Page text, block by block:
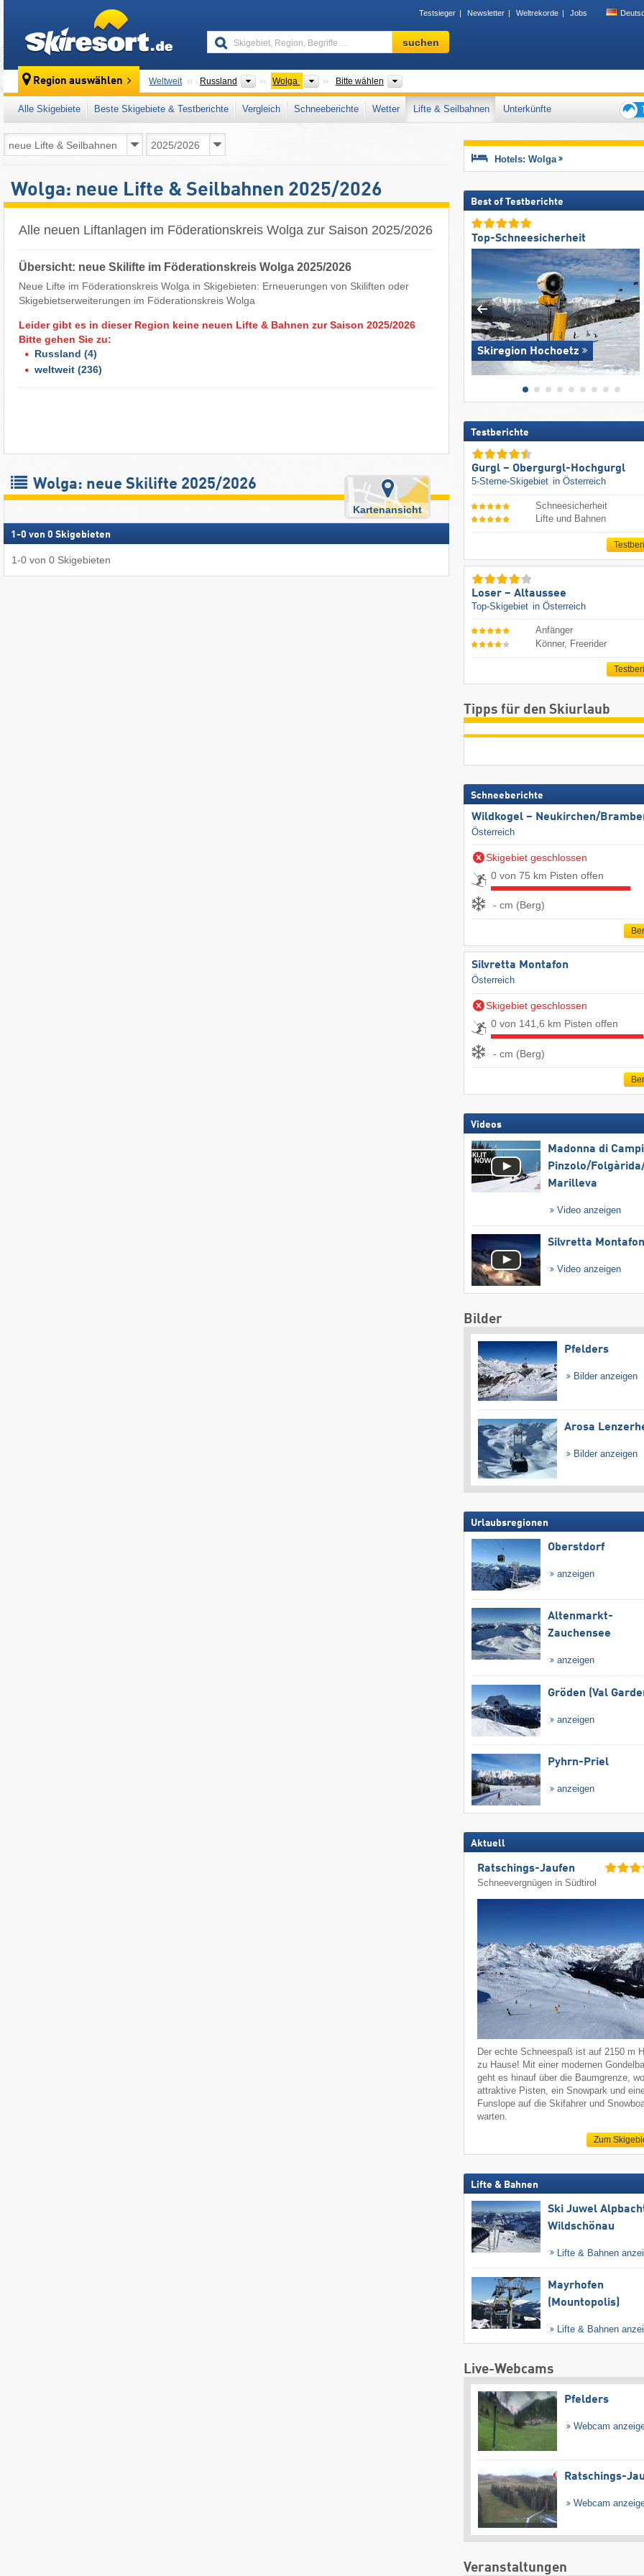
Testsieger Newsletter Weltrekorde Jobs
Skigebiet,
Region,
…
suchen
Region auswählen Weltweit Russland LänderWolga Föderationskreise
Bitte wählen
Alle Skigebiete Beste Skigebiete & Testberichte Vergleich Schneeberichte Wetter Lifte & Seilbahnen
Unterkünfte
für
Wolga: neue Lifte & Seilbahnen 2025/2026
Alle neuen Liftanlagen im Föderationskreis Wolga zur Saison 2025/2026
Übersicht: neue Skilifte im Föderationskreis Wolga 2025/2026
Neue Lifte im Föderationskreis Wolga in Skigebieten: Erneuerungen von Skiliften oder
Skigebietserweiterungen im Föderationskreis Wolga
Leider gibt es in dieser Region keine neuen Lifte & Bahnen zur Saison 2025/2026
Bitte gehen Sie zu:
Russland (4)
weltweit (236)
Wolga: neue Skilifte 2025/2026
Kartenansicht
1 -0 von 0 Skigebieten
1-0 von 0 Skigebieten
Hotels: Wolga
Best of Testberichte
Top-Schneesicherheit
Skiregion Hochoetz
Testberichte
Gurgl – Obergurgl-Hochgurgl
5-Sterne-Skigebiet in Österreich
Schneesicherheit
Lifte und Bahnen
Loser – Altaussee
Top-Skigebiet in Österreich
Anfänger
Könner, Freerider
Tipps für den Skiurlaub
Schneeberichte
Wildkogel – Neukirchen/​
Österreich
Skigebiet geschlossen
0 von 75 km Pisten offen
- cm (Berg)
Silvretta Montafon
Österreich
Skigebiet geschlossen
0 von 141,6 km Pisten offen
- cm (Berg)
Videos
Madonna di
Pinzolo/​
Marilleva
Video anzeigen
Silvretta Montafon
Video anzeigen
Bilder
Pfelders
Bilder anzeigen
Arosa
Bilder anzeigen
Urlaubsregionen
Oberstdorf
anzeigen
Altenmarkt-
Zauchensee
anzeigen
Gröden (Val
anzeigen
Pyhrn-Priel
anzeigen
Aktuell
Ratschings-Jaufen
Schneevergnügen in Südtirol
Der echte Schneespaß ist auf 2150 m
zu Hause! Mit einer modernen
geht es hinauf über die Baumgrenze,
attraktive Pisten, ein Snowpark und
Funslope auf die Skifahrer und
warten.
Zum
Lifte & Bahnen
Ski Juwel
Wildschönau
Lifte & Bahnen
Mayrhofen
(Mountopolis)
Lifte & Bahnen
Live-Webcams
Pfelders
Webcam
Ratschings-
Webcam
Veranstaltungen